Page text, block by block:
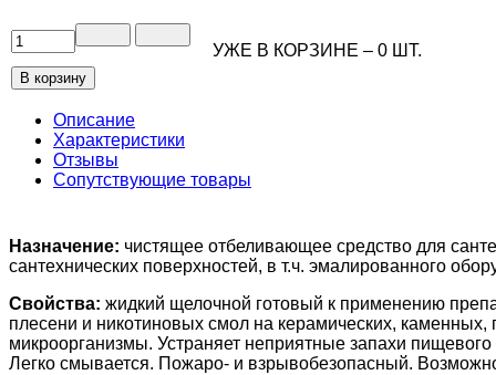
УЖЕ В КОРЗИНЕ – 0 ШТ.
Описание
Характеристики
Отзывы
Сопутствующие товары
Назначение: чистящее отбеливающее средство для
сантехнических поверхностей, в т.ч. эмалированного
Свойства: жидкий щелочной готовый к применению
плесени и никотиновых смол на керамических,
микроорганизмы. Устраняет неприятные запахи
Легко смывается. Пожаро- и взрывобезопасный.